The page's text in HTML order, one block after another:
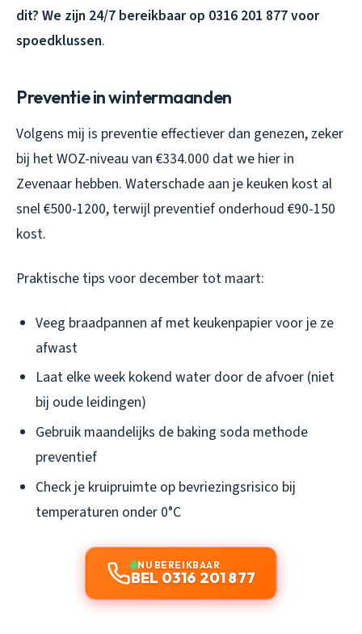
dit? We zijn 24/7 bereikbaar op 0316 201 877 voor
spoedklussen.
Preventie in wintermaanden
Volgens mij is preventie effectiever dan genezen, zeker
bij het WOZ-niveau van €334.000 dat we hier in
Zevenaar hebben. Waterschade aan je keuken kost al
snel €500-1200, terwijl preventief onderhoud €90-150
kost.
Praktische tips voor december tot maart:
Veeg braadpannen af met keukenpapier voor je ze
afwast
Laat elke week kokend water door de afvoer (niet
bij oude leidingen)
Gebruik maandelijks de baking soda methode
preventief
Check je kruipruimte op bevriezingsrisico bij
temperaturen onder 0°C
NU BEREIKBAAR
BEL 0316 201 877